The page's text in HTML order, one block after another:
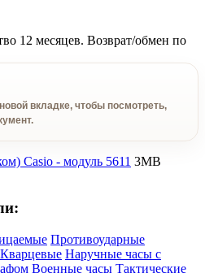
12 месяцев. Возврат/обмен по
вкладке, чтобы посмотреть,
Casio - модуль 5611 3MB
Противоударные
Кварцевые Наручные часы с
Военные часы Тактические